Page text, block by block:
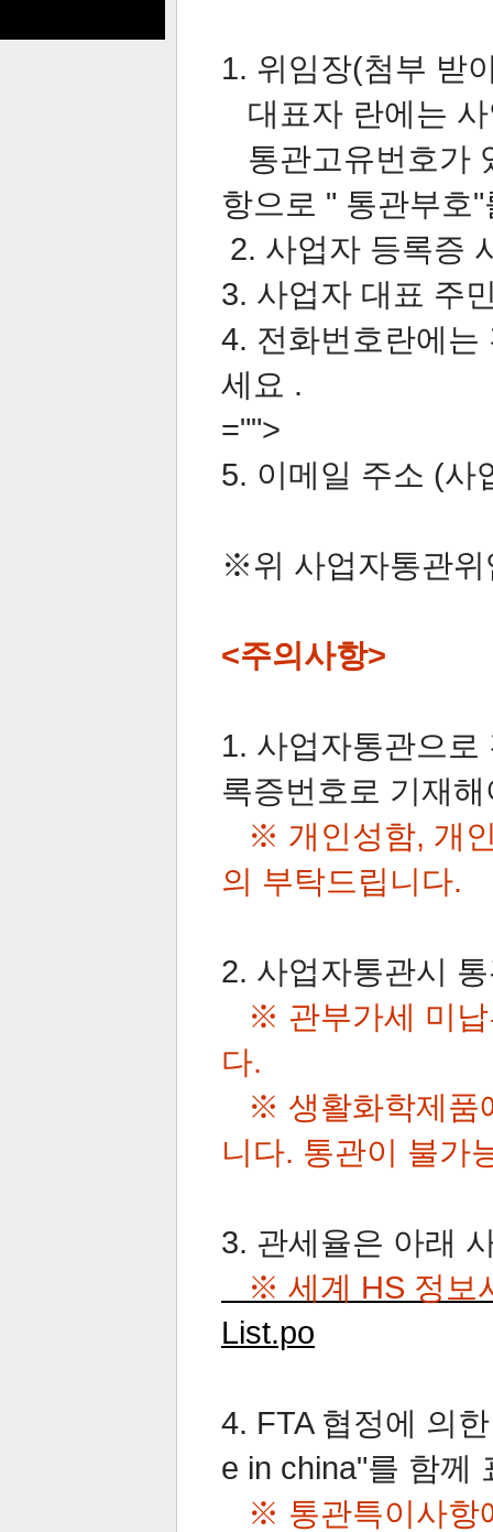
1. 위임장(첨부 받
대표자 란에는
통관고유번호가
항으로 " 통관부호
2. 사업자 등록증
3. 사업자 대표 주
4. 전화번호란에는
세요 .
="">
5. 이메일 주소 (사
※위 사업자통관위
<주의사항>
1. 사업자통관으
록증번호로 기재
※ 개인성함, 개
의 부탁드립니다.
2. 사업자통관시
※ 관부가세 미
다.
※ 생활화학제품
니다. 통관이 불가
3. 관세율은 아래
※ 세계 HS 정
List.po
4. FTA 협정에 의
e in china"를 함께
※ 통관특이사항